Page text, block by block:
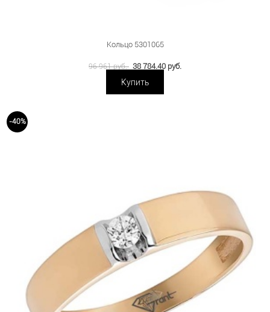
Кольцо 5301065
96 961 руб. 38 784.40 руб.
Купить
-40%